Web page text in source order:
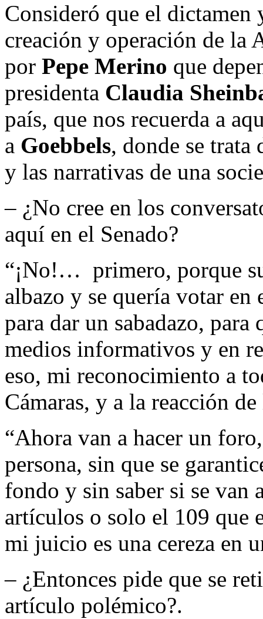
Consideró que el dictamen
creación y operación de la
por Pepe Merino que
presidenta Claudia
país, que nos recuerda a
a Goebbels, donde se trata
y las narrativas de una
– ¿No cree en los
aquí en el Senado?
“¡No!… primero, porque
albazo y se quería votar en
para dar un sabadazo,
medios informativos y en
eso, mi reconocimiento a
Cámaras, y a la reacción
“Ahora van a hacer un
persona, sin que se
fondo y sin saber si se van
artículos o solo el 109 que
mi juicio es una cereza en
– ¿Entonces pide que se
artículo polémico?.